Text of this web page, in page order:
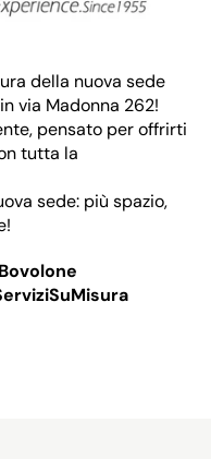
della nuova sede
via Madonna 262!
pensato per offrirti
tutta la
sede: più spazio,